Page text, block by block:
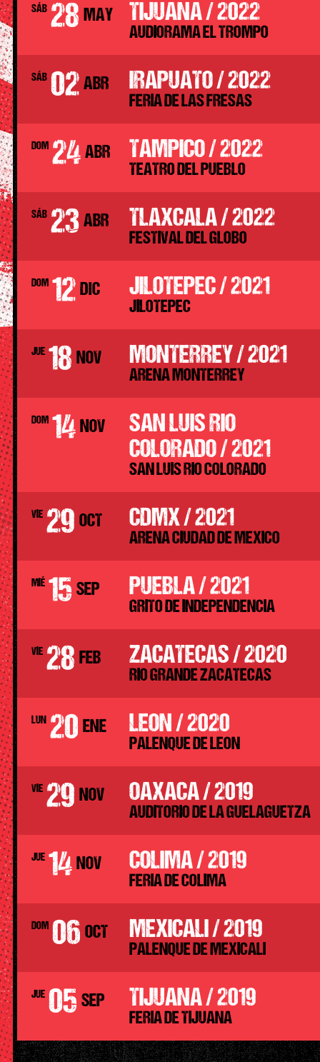
SÁB 28 MAY TIJUANA / 2022
AUDIORAMA EL TROMPO
SÁB 02 ABR IRAPUATO / 2022
FERIA DE LAS FRESAS
DOM 24 ABR TAMPICO / 2022
TEATRO DEL PUEBLO
SÁB 23 ABR TLAXCALA / 2022
FESTIVAL DEL GLOBO
DOM 12 DIC JILOTEPEC / 2021
JILOTEPEC
JUE 18 NOV MONTERREY / 2021
ARENA MONTERREY
DOM 14 NOV
SAN LUIS RIO
COLORADO / 2021
SAN LUIS RIO COLORADO
VIE 29 OCT CDMX / 2021
ARENA CIUDAD DE MEXICO
MIÉ 15 SEP PUEBLA / 2021
GRITO DE INDEPENDENCIA
VIE 28 FEB ZACATECAS / 2020
RIO GRANDE ZACATECAS
LUN 20 ENE LEON / 2020
PALENQUE DE LEON
VIE 29 NOV OAXACA / 2019
AUDITORIO DE LA GUELAGUETZA
JUE 14 NOV COLIMA / 2019
FERIA DE COLIMA
DOM 06 OCT MEXICALI / 2019
PALENQUE DE MEXICALI
JUE 05 SEP TIJUANA / 2019
FERIA DE TIJUANA